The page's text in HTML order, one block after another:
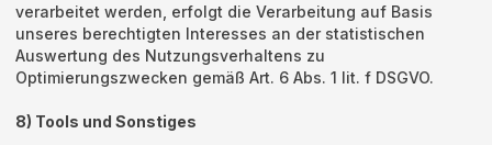
verarbeitet werden, erfolgt die Verarbeitung auf Basis
unseres berechtigten Interesses an der statistischen
Auswertung des Nutzungsverhaltens zu
Optimierungszwecken gemäß Art. 6 Abs. 1 lit. f DSGVO.
8) Tools und Sonstiges